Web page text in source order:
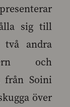
sig till
andra
och
från Soini
över